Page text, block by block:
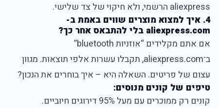
aliexpress הרשמי, ולא חיקוי של צד שלישי.
4. איך למצוא מוצרים שווים באמת ב-
aliexpress.com בלי להתבאס אחר כך?
אם אתם מקלידים “אוזניות bluetooth”
ב־aliexpress.com, תקבלו עשרות אלפי תוצאות. מגוון
עצום של פריטים. השאלה היא – איך בוחרים את הנכון?
טיפים של קונים מנוסים:
קונים רק ממוכרים עם מעל 95% דירוגים חיוביים.